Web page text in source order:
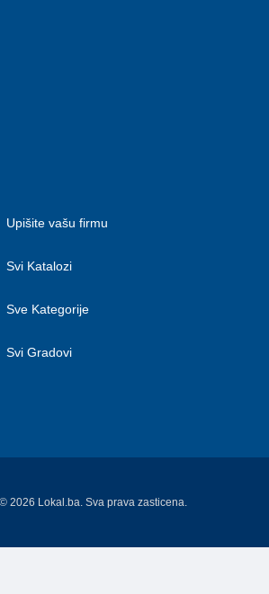
Upišite vašu firmu
Svi Katalozi
Sve Kategorije
Svi Gradovi
2026 Lokal.ba. Sva prava zasticena.